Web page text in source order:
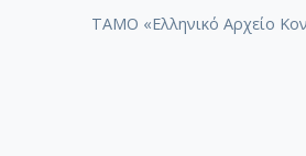
ΤΑΜΟ «Ελληνικό Αρχείο